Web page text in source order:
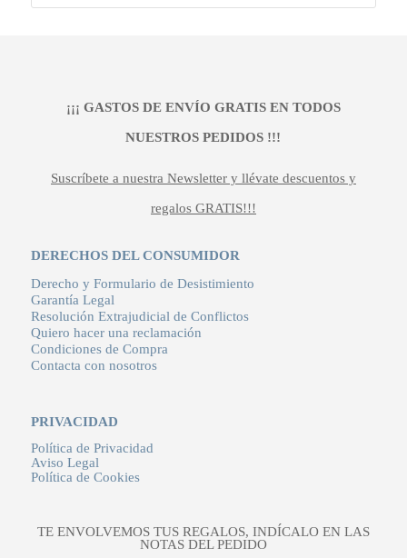
¡¡¡ GASTOS DE ENVÍO GRATIS EN TODOS
NUESTROS PEDIDOS !!!
Suscríbete a nuestra Newsletter y llévate descuentos y
regalos GRATIS!!!
DERECHOS DEL CONSUMIDOR
Derecho y Formulario de Desistimiento
Garantía Legal
Resolución Extrajudicial de Conflictos
Quiero hacer una reclamación
Condiciones de Compra
Contacta con nosotros
PRIVACIDAD
Política de Privacidad
Aviso Legal
Política de Cookies
TE ENVOLVEMOS TUS REGALOS, INDÍCALO EN LAS
NOTAS DEL PEDIDO